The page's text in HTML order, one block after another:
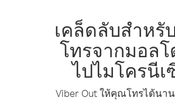
เคล็ดลับสำหรั
โทรจากมอลโ
ไปไมโครนีเ
Viber Out ให้คุณโทรได้นา